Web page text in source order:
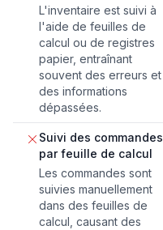
L'inventaire est suivi à
l'aide de feuilles de
calcul ou de registres
papier, entraînant
souvent des erreurs et
des informations
dépassées.
Suivi des commandes
par feuille de calcul
Les commandes sont
suivies manuellement
dans des feuilles de
calcul, causant des